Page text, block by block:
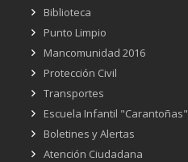
Biblioteca
Punto Limpio
Mancomunidad 2016
Protección Civil
Transportes
Escuela Infantil "Carantoñas"
Boletines y Alertas
Atención Ciudadana